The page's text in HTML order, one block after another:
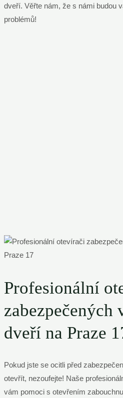
dveří. Věřte nám, že s námi budou
problémů!
Profesionální
zabezpečených
dveří na Praze
Pokud jste se ocitli před
otevřít, nezoufejte! Naše
vám pomoci s otevřením